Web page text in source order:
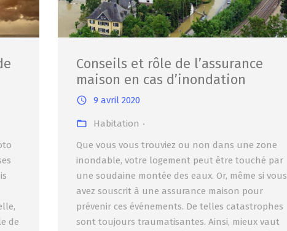
de
Conseils et rôle de l’assurance
maison en cas d’inondation
9 avril 2020
Habitation
Que vous vous trouviez ou non dans une zone
inondable, votre logement peut être touché par
une soudaine montée des eaux. Or, même si vous
avez souscrit à une assurance maison pour
prévenir ces événements. De telles catastrophes
sont toujours traumatisantes. Ainsi, mieux vaut